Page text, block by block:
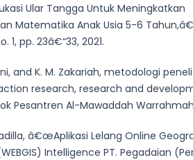
Ular Tangga Untuk Meningkatkan
Matematika Anak Usia 5-6 Tahun,â€
1, pp. 23â€“33, 2021.
and K. M. Zakariah, metodologi
research, research and
Pesantren Al-Mawaddah
â€œAplikasi Lelang Online
Intelligence PT. Pegadaian